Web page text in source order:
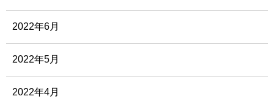
2022年6月
2022年5月
2022年4月